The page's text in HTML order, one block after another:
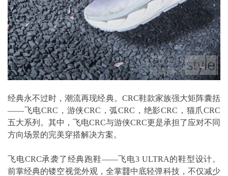
经典永不过时，潮流再现经典。CRC鞋款家族强大矩阵囊括
——飞电CRC，游侠CRC，弧CRC，绝影CRC，猫爪CRC
五大系列。其中，飞电CRC与游侠CRC更是承担了应对不同
方向场景的完美穿搭解决方案。
飞电CRC承袭了经典跑鞋——飞电3 ULTRA的鞋型设计。
前掌经典的镂空视觉外观，全掌䨻中底轻弹科技，不仅减少